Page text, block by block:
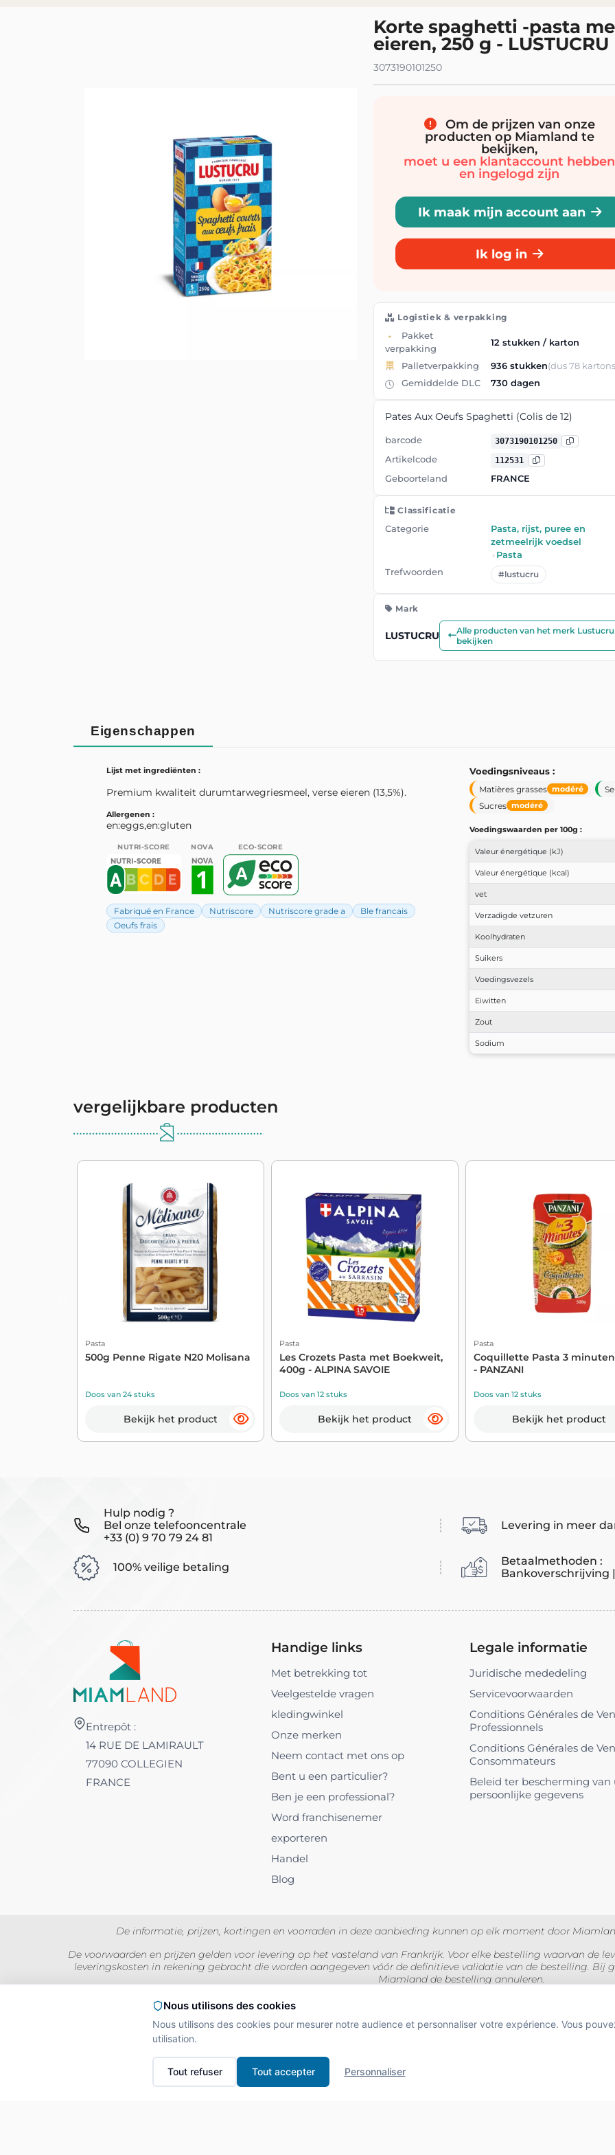
Korte spaghetti -pasta
eieren, 250 g - LUSTUCRU
3073190101250
Om de prijzen van onze
producten op Miamland te
bekijken,
moet u een klantaccount hebben
en ingelogd zijn
Ik maak mijn account aan
Ik log in
Logistiek & verpakking
Pakket
verpakking
12 stukken / karton
Palletverpakking 936 stukken(dus 78
Gemiddelde DLC
730 dagen
Pates Aux Oeufs Spaghetti (Colis de 12)
barcode 3073190101250
Artikelcode 112531
Geboorteland FRANCE
Classificatie
Categorie
Pasta, rijst, puree en
zetmeelrijk voedsel
› Pasta
Trefwoorden
#lustucru
Mark
LUSTUCRU
Alle producten van het merk Lustucru
bekijken
Eigenschappen
Lijst met ingrediënten :
Premium kwaliteit durumtarwegriesmeel, verse eieren (13,5%).
Allergenen :
en:eggs,en:gluten
NUTRI-SCORE NOVA ECO-SCORE
Fabriqué en France Nutriscore Nutriscore grade a
Ble francais
Oeufs frais
Voedingsniveaus :
Matières grasses modéré
Sucres modéré
Voedingswaarden per 100g :
Valeur énergétique (kJ)
Valeur énergétique (kcal)
vet
Verzadigde vetzuren
Koolhydraten
Suikers
Voedingsvezels
Eiwitten
Zout
Sodium
vergelijkbare producten
Pasta
500g Penne Rigate N20 Molisana
Doos van 24 stuks
Bekijk het product
Pasta
Les Crozets Pasta met Boekweit,
400g - ALPINA SAVOIE
Doos van 12 stuks
Bekijk het product
Pasta
Coquillette Pasta 3
- PANZANI
Doos van 12 stuks
Bekijk het product
Hulp nodig ?
Bel onze telefooncentrale
+33 (0) 9 70 79 24 81
Levering in meer
100% veilige betaling
Betaalmethoden :
Bankoverschrijving
Entrepôt :
14 RUE DE LAMIRAULT
77090 COLLEGIEN
FRANCE
Handige links
Met betrekking tot
Veelgestelde vragen
kledingwinkel
Onze merken
Neem contact met ons op
Bent u een particulier?
Ben je een professional?
Word franchisenemer
exporteren
Handel
Blog
Legale informatie
Juridische mededeling
Servicevoorwaarden
Conditions Générales de
Professionnels
Conditions Générales de
Consommateurs
Beleid ter bescherming van
persoonlijke gegevens
De informatie, prijzen, kortingen en voorraden in deze aanbieding kunnen op elk moment door
De voorwaarden en prijzen gelden voor levering op het vasteland van Frankrijk. Voor elke bestelling waarvan de
leveringskosten in rekening gebracht die worden aangegeven vóór de definitieve validatie van de bestelling. Bij
Miamland de bestelling annuleren.
Prijzen worden weergegeven inclusief btw voor particulieren en exclusief btw voor
Interdiction de vente de boissons alcooliques aux mineurs de moins de 18 ans
La preuve de majorité de l'acheteur est exigée au moment de la vente en ligne.
Nous utilisons des cookies
Nous utilisons des cookies pour mesurer notre audience et personnaliser votre expérience. Vous
utilisation.
Tout refuser Tout accepter Personnaliser